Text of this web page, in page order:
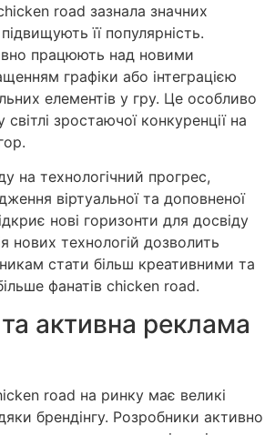
road зазнала значних
її популярність.
працюють над новими
графіки або інтеграцією
елементів у гру. Це особливо
зростаючої конкуренції на
на технологічний прогрес,
віртуальної та доповненої
нові горизонти для досвіду
нових технологій дозволить
стати більш креативними та
фанатів chicken road.
активна реклама
road на ринку має великі
брендінгу. Розробники активно